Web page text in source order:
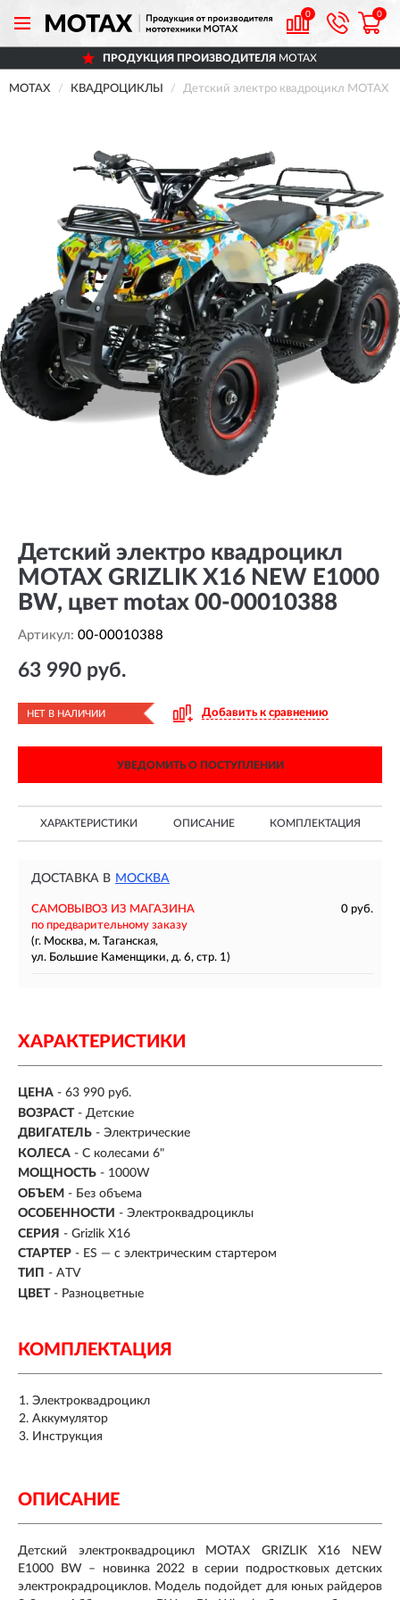
0 0
ПРОДУКЦИЯ ПРОИЗВОДИТЕЛЯ MOTAX
MOTAX КВАДРОЦИКЛЫ Детский электро квадроцикл MOTAX
Детский электро квадроцикл
MOTAX GRIZLIK Х16 NEW E1000
BW, цвет motax 00-00010388
Артикул: 00-00010388
63 990 руб.
НЕТ В НАЛИЧИИ Добавить к сравнению
УВЕДОМИТЬ О ПОСТУПЛЕНИИ
ХАРАКТЕРИСТИКИ ОПИСАНИЕ КОМПЛЕКТАЦИЯ
ДОСТАВКА В МОСКВА
САМОВЫВОЗ ИЗ МАГАЗИНА
0 руб.
по предварительному заказу
(г. Москва, м. Таганская,
ул. Большие Каменщики, д. 6, стр. 1)
ХАРАКТЕРИСТИКИ
ЦЕНА - 63 990 руб.
ВОЗРАСТ - Детские
ДВИГАТЕЛЬ - Электрические
КОЛЕСА - С колесами 6"
МОЩНОСТЬ - 1000W
ОБЪЕМ - Без объема
ОСОБЕННОСТИ - Электроквадроциклы
СЕРИЯ - Grizlik Х16
СТАРТЕР - ES — с электрическим стартером
ТИП - ATV
ЦВЕТ - Разноцветные
КОМПЛЕКТАЦИЯ
Электроквадроцикл
Аккумулятор
Инструкция
ОПИСАНИЕ
Детский электроквадроцикл MOTAX GRIZLIK Х16 NEW
E1000 BW – новинка 2022 в серии подростковых детских
электрокрадроциклов. Модель подойдет для юных райдеров